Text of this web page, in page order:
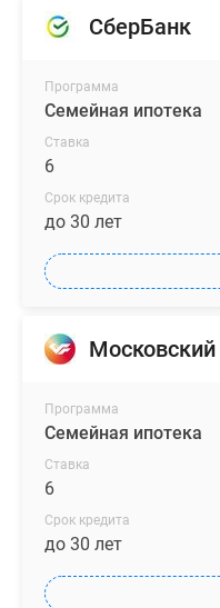
СберБанк
Программа
Семейная ипотека
Ставка
6
Срок кредита
до 30 лет
Программа
Семейная ипотека
Ставка
6
Срок кредита
до 30 лет